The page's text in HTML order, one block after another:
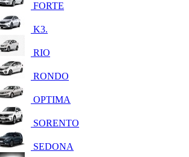
FORTE
K3.
RIO
RONDO
OPTIMA
SORENTO
SEDONA